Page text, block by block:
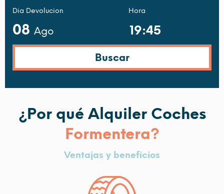
Dia Devolucion
08 Ago
Hora
¿Por qué Alquiler Coches
Formentera?
Ventajas y beneficios